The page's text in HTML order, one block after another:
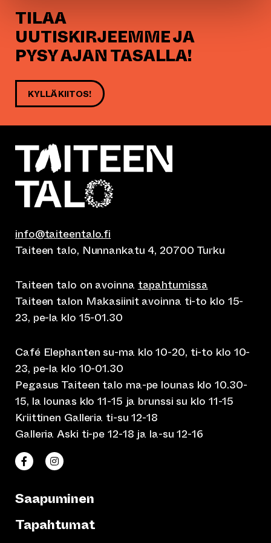
TILAA
UUTISKIRJEEMME JA
PYSY AJAN TASALLA!
KYLLÄ KIITOS!
info@taiteentalo.fi
Taiteen talo, Nunnankatu 4, 20700 Turku
Taiteen talo on avoinna tapahtumissa
Taiteen talon Makasiinit avoinna ti-to klo 15-
23, pe-la klo 15-01.30
Café Elephanten su-ma klo 10-20, ti-to klo 10-
23, pe-la klo 10-01.30
Pegasus Taiteen talo ma-pe lounas klo 10.30-
15, la lounas klo 11-15 ja brunssi su klo 11-15
Kriittinen Galleria ti-su 12-18
Galleria Aski ti-pe 12-18 ja la-su 12-16
Taiteen talo Facebookissa
(siirtyy toiseen verkkopalveluun)
Taiteen talo Instagramissa
(siirtyy toiseen verkkopalveluun)
Saapuminen
Tapahtumat